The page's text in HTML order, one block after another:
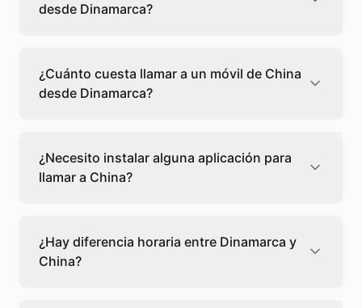
desde Dinamarca?
cuesta 0,58 €/min con Teléfono Global. Verás
el precio exacto antes de marcar para que
sepas qué vas a gastar.
¿Cuánto cuesta llamar a un móvil de China
desde Dinamarca?
cuesta 0,62 €/min con Teléfono Global. Pagas
solo los minutos que hablas, sin cuotas ni
permanencia.
¿Necesito instalar alguna aplicación para
llamar a China?
desde tu navegador web. Solo necesitas una
conexión a internet y podrás llamar
directamente a China.
¿Hay diferencia horaria entre Dinamarca y
China?